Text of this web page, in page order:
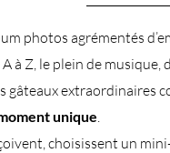
photos agrémentés
à Z, le plein de musique,
gâteaux extraordinaires
unique.
choisissent un